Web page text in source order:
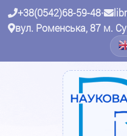
+38(0542)68-59-48•
вул. Роменська, 87 м.